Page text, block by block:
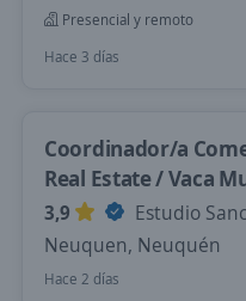
Presencial y remoto
Hace 3 días
Coordinador/a
Real Estate / Vaca
3,9
Estudio
Neuquen, Neuquén
Hace 2 días